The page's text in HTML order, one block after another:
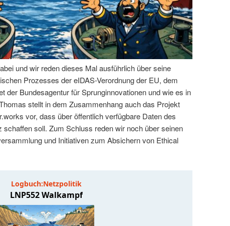
und wir reden dieses Mal ausführlich über seine
Prozesses der eIDAS-Verordnung der EU, dem
der Bundesagentur für Sprunginnovationen und wie es in
stellt in dem Zusammenhang auch das Projekt
vor, dass über öffentlich verfügbare Daten des
soll. Zum Schluss reden wir noch über seinen
und Initiativen zum Absichern von Ethical